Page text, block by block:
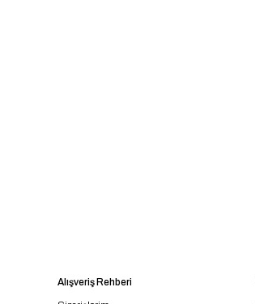
Alışveriş Rehberi